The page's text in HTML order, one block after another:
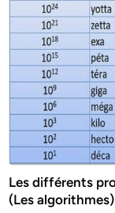
Les différents
(Les algorithmes)